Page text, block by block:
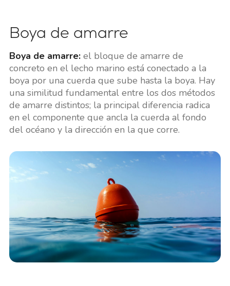
Boya de amarre
Boya de amarre:el bloque de amarre de
concreto en el lecho marino está conectado a la
boya por una cuerda que sube hasta la boya. Hay
una similitud fundamental entre los dos métodos
de amarre distintos; la principal diferencia radica
en el componente que ancla la cuerda al fondo
del océano y la dirección en la que corre.